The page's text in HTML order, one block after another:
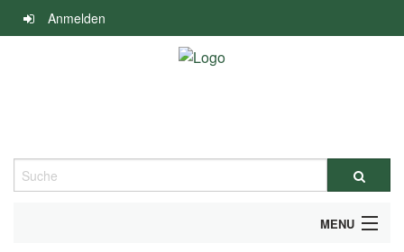
Navigation
überspringen
Anmelden
Suche
MENU